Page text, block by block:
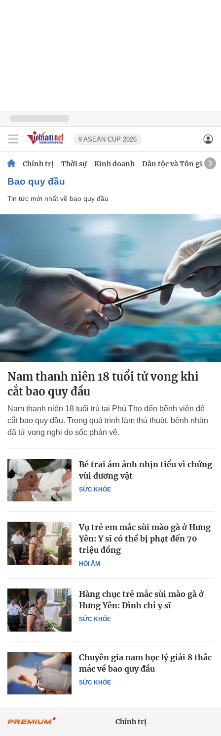
# ASEAN CUP 2026
Chính trị Thời sự Kinh doanh Dân tộc và Tôn giáo
bao quy đầu
Tin tức mới nhất về bao quy đầu
Nam thanh niên 18 tuổi tử vong khi
cắt bao quy đầu
Nam thanh niên 18 tuổi trú tại Phú Thọ đến bệnh viện để
cắt bao quy đầu. Trong quá trình làm thủ thuật, bệnh nhân
đã tử vong nghi do sốc phản vệ.
SỨC KHỎE
Bé trai ám ảnh nhịn tiểu vì chứng
vùi dương vật
HỒI ÂM
Vụ trẻ em mắc sùi mào gà ở Hưng
Yên: Y sĩ có thể bị phạt đến 70
triệu đồng
SỨC KHỎE
Hàng chục trẻ mắc sùi mào gà ở
Hưng Yên: Đình chỉ y sĩ
SỨC KHỎE
Chuyên gia nam học lý giải 8 thắc
mắc về bao quy đầu
Chính trị